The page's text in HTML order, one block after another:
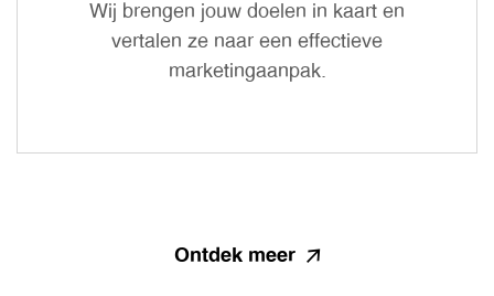
Wij brengen jouw doelen in kaart en
vertalen ze naar een effectieve
marketingaanpak.
Ontdek meer